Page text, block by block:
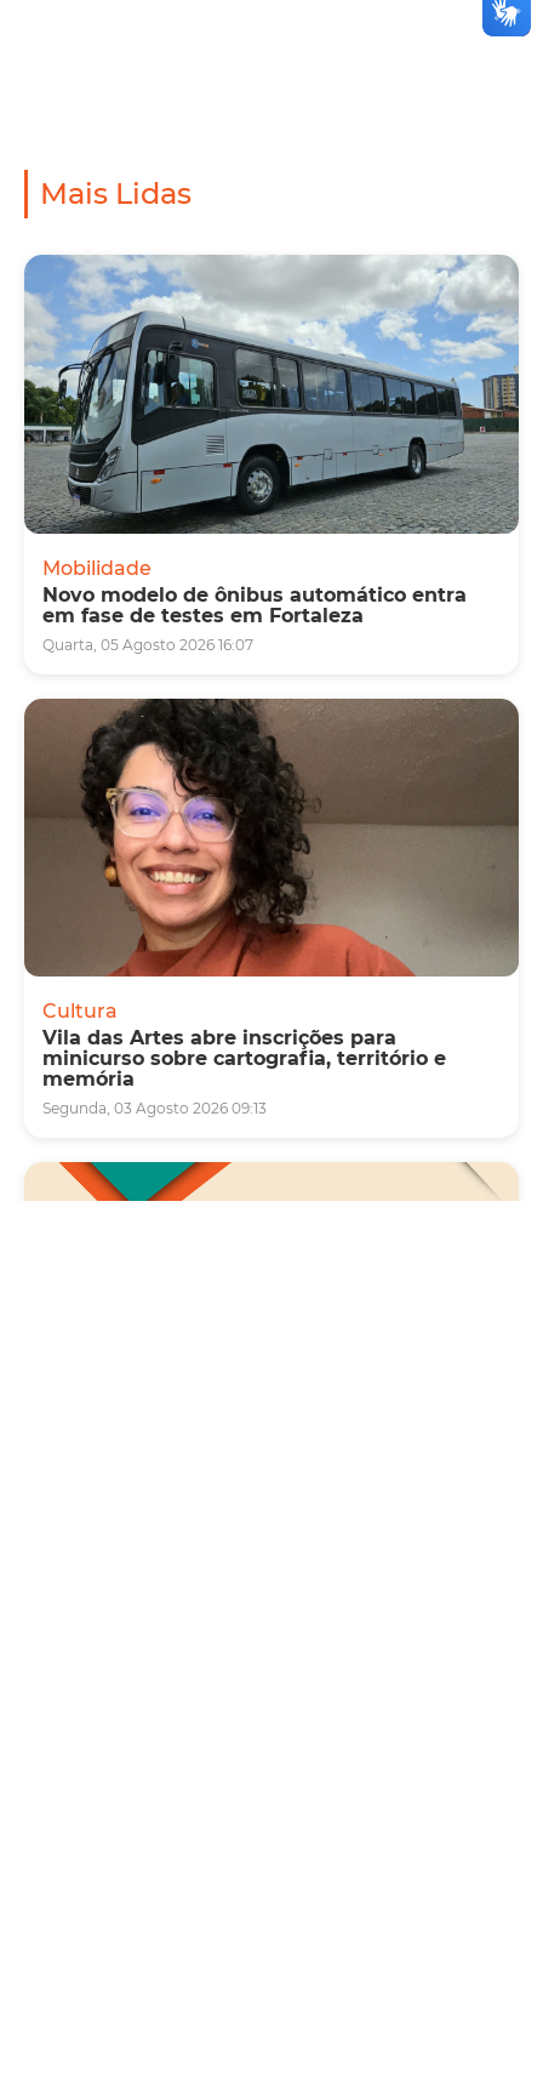
Mais Lidas
Mobilidade
Novo modelo de ônibus automático entra
em fase de testes em Fortaleza
Quarta, 05 Agosto 2026 16:07
Cultura
Vila das Artes abre inscrições para
minicurso sobre cartografia, território e
memória
Segunda, 03 Agosto 2026 09:13